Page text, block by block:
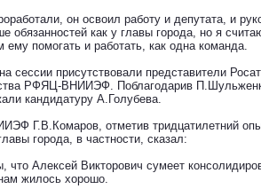
он освоил работу и депутата, и
обязанностей как у главы города, но я
помогать и работать, как одна команда.
сессии присутствовали представители
РФЯЦ-ВНИИЭФ. Поблагодарив
кандидатуру А.Голубева.
Г.В.Комаров, отметив тридцатилетний
города, в частности, сказал:
Алексей Викторович сумеет
жилось хорошо.